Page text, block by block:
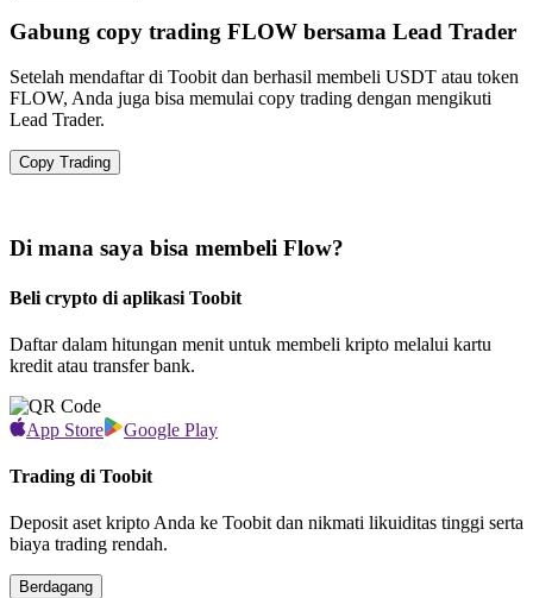
Gabung copy trading FLOW bersama Lead Trader
Setelah mendaftar di Toobit dan berhasil membeli USDT atau token
FLOW, Anda juga bisa memulai copy trading dengan mengikuti
Lead Trader.
Copy Trading
Di mana saya bisa membeli Flow?
Beli crypto di aplikasi Toobit
Daftar dalam hitungan menit untuk membeli kripto melalui kartu
kredit atau transfer bank.
App Store Google Play
Trading di Toobit
Deposit aset kripto Anda ke Toobit dan nikmati likuiditas tinggi serta
biaya trading rendah.
Berdagang